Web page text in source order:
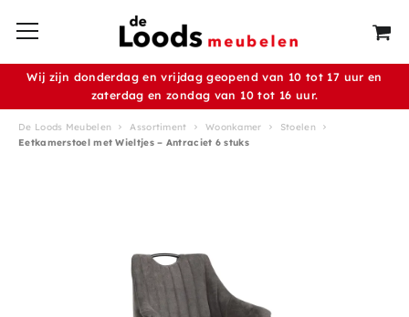
Wij zijn donderdag en vrijdag geopend van 10 tot 17 uur en
zaterdag en zondag van 10 tot 16 uur.
De Loods Meubelen Assortiment Woonkamer
Stoelen
Eetkamerstoel met Wieltjes – Antraciet 6 stuks